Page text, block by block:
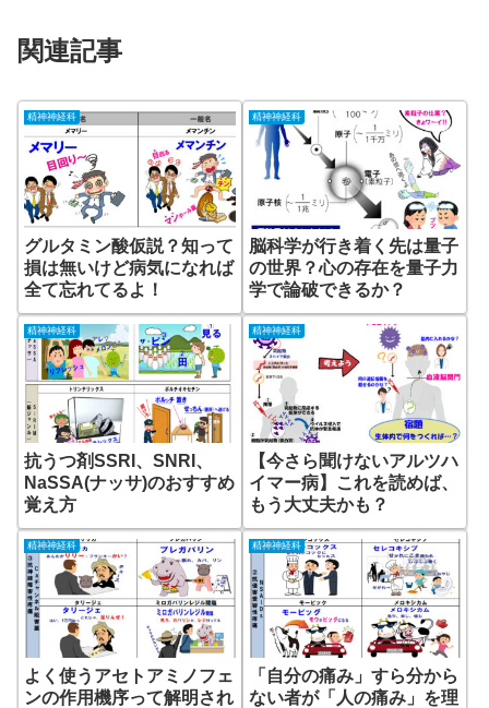
関連記事
精神神経科
グルタミン酸仮説？知って
損は無いけど病気になれば
全て忘れてるよ！
精神神経科
脳科学が行き着く先は量子
の世界？心の存在を量子力
学で論破できるか？
精神神経科
抗うつ剤SSRI、SNRI、
NaSSA(ナッサ)のおすすめ
覚え方
精神神経科
【今さら聞けないアルツハ
イマー病】これを読めば、
もう大丈夫かも？
精神神経科
よく使うアセトアミノフェ
ンの作用機序って解明され
精神神経科
「自分の痛み」すら分から
ない者が「人の痛み」を理